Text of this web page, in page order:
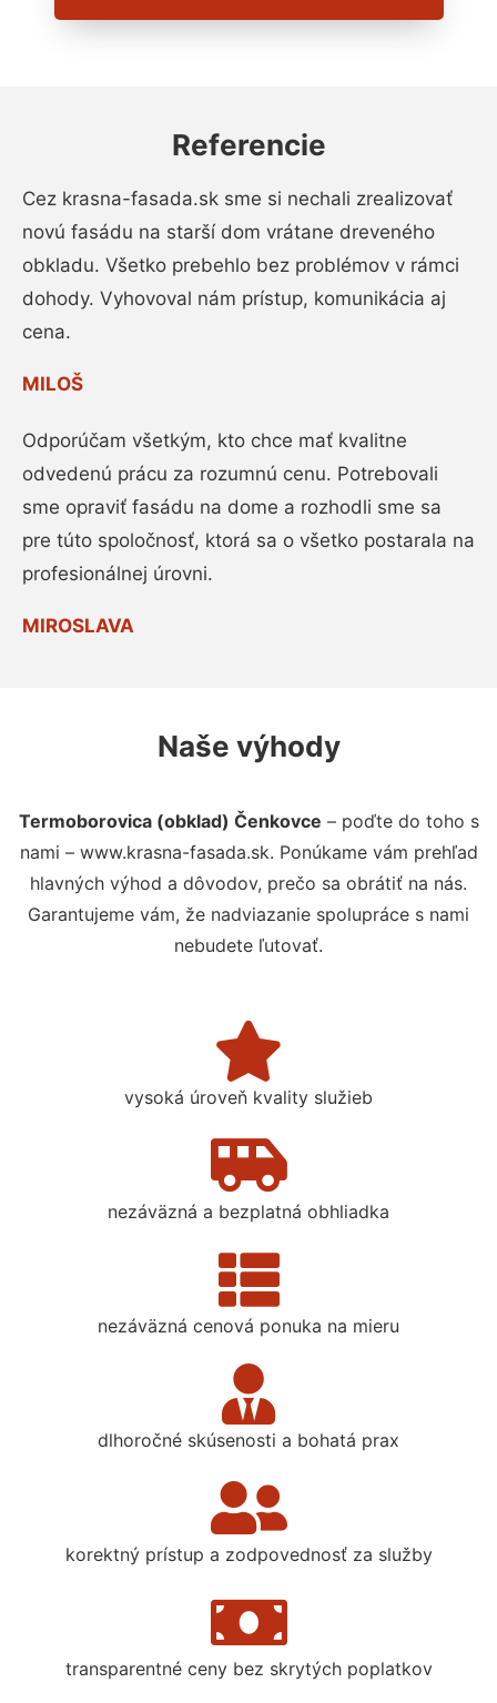
Referencie
Cez krasna-fasada.sk sme si nechali zrealizovať
novú fasádu na starší dom vrátane dreveného
obkladu. Všetko prebehlo bez problémov v rámci
dohody. Vyhovoval nám prístup, komunikácia aj
cena.
MILOŠ
Odporúčam všetkým, kto chce mať kvalitne
odvedenú prácu za rozumnú cenu. Potrebovali
sme opraviť fasádu na dome a rozhodli sme sa
pre túto spoločnosť, ktorá sa o všetko postarala na
profesionálnej úrovni.
MIROSLAVA
Naše výhody
Termoborovica (obklad) Čenkovce – poďte do toho s
nami – www.krasna-fasada.sk. Ponúkame vám prehľad
hlavných výhod a dôvodov, prečo sa obrátiť na nás.
Garantujeme vám, že nadviazanie spolupráce s nami
nebudete ľutovať.
vysoká úroveň kvality služieb
nezáväzná a bezplatná obhliadka
nezáväzná cenová ponuka na mieru
dlhoročné skúsenosti a bohatá prax
korektný prístup a zodpovednosť za služby
transparentné ceny bez skrytých poplatkov